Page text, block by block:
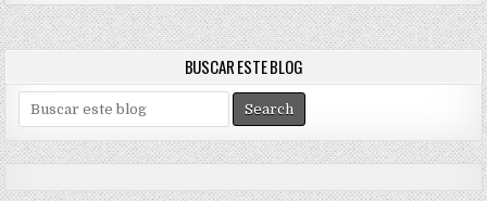
BUSCAR ESTE BLOG
e
a
r
c